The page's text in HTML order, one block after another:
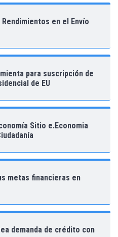
en el Envío
para suscripción de
de EU
Sitio e.Economia
metas financieras en
demanda de crédito con